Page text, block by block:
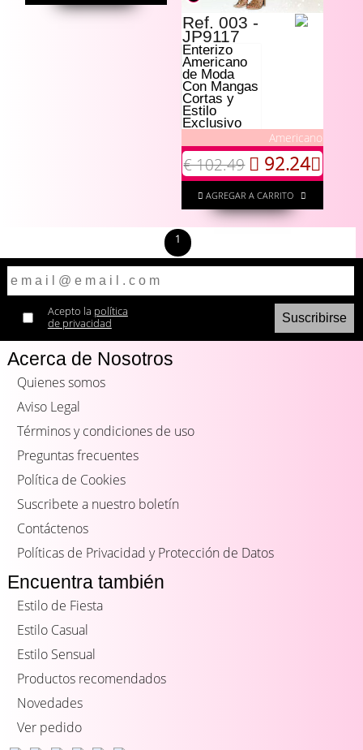
Ref. 003 -
JP9117
Enterizo
Americano
de Moda
Con Mangas
Cortas y
Estilo
Exclusivo
Americano
€ 102.49 92.24
AGREGAR A CARRITO
1
Acepto la política
de privacidad
Acerca de Nosotros
Quienes somos
Aviso Legal
Términos y condiciones de uso
Preguntas frecuentes
Política de Cookies
Suscribete a nuestro boletín
Contáctenos
Políticas de Privacidad y Protección de Datos
Encuentra también
Estilo de Fiesta
Estilo Casual
Estilo Sensual
Productos recomendados
Novedades
Ver pedido